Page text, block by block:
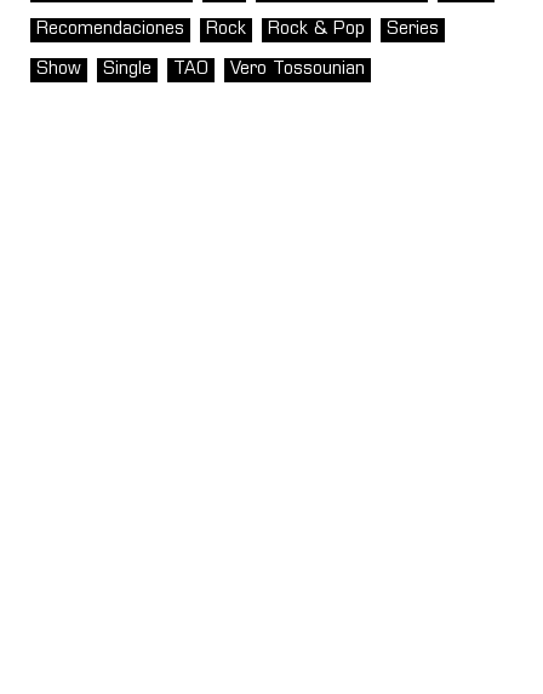
Recomendaciones Rock Rock & Pop Series
Show Single TAO Vero Tossounian